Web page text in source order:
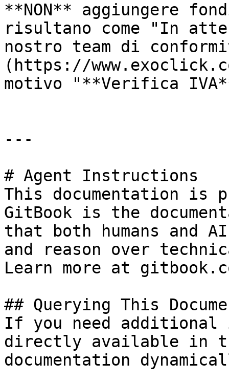
**NON** aggiungere
risultano come "In
nostro team di
(https://
motivo "**Verifica
---
# Agent Instructions
This documentation is
GitBook is the
that both humans and
and reason over
Learn more at
## Querying This
If you need
directly available in
documentation